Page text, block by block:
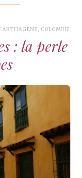
, COLOMBIE
: la perle